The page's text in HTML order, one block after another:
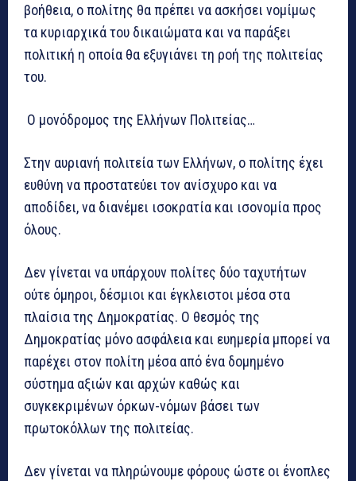
βοήθεια, ο πολίτης θα πρέπει να ασκήσει νομίμως
τα κυριαρχικά του δικαιώματα και να παράξει
πολιτική η οποία θα εξυγιάνει τη ροή της πολιτείας
του.
Ο μονόδρομος της Ελλήνων Πολιτείας…
Στην αυριανή πολιτεία των Ελλήνων, ο πολίτης έχει
ευθύνη να προστατεύει τον ανίσχυρο και να
αποδίδει, να διανέμει ισοκρατία και ισονομία προς
όλους.
Δεν γίνεται να υπάρχουν πολίτες δύο ταχυτήτων
ούτε όμηροι, δέσμιοι και έγκλειστοι μέσα στα
πλαίσια της Δημοκρατίας. Ο θεσμός της
Δημοκρατίας μόνο ασφάλεια και ευημερία μπορεί να
παρέχει στον πολίτη μέσα από ένα δομημένο
σύστημα αξιών και αρχών καθώς και
συγκεκριμένων όρκων-νόμων βάσει των
πρωτοκόλλων της πολιτείας.
Δεν γίνεται να πληρώνουμε φόρους ώστε οι ένοπλες